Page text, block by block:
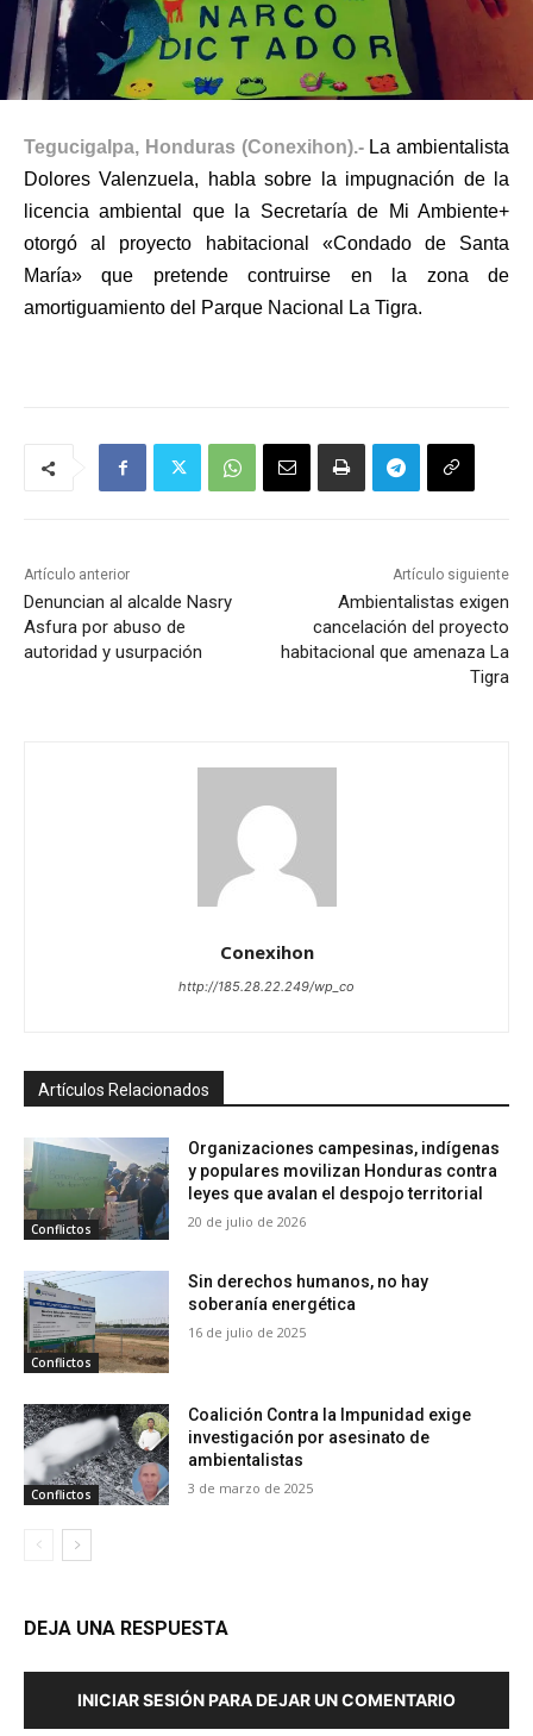
Tegucigalpa, Honduras (Conexihon).-La ambientalista
Dolores Valenzuela, habla sobre la impugnación de la
licencia ambiental que la Secretaría de Mi Ambiente+
otorgó al proyecto habitacional «Condado de Santa
María» que pretende contruirse en la zona de
amortiguamiento del Parque Nacional La Tigra.
Artículo anterior
Denuncian al alcalde Nasry
Asfura por abuso de
autoridad y usurpación
Artículo siguiente
Ambientalistas exigen
cancelación del proyecto
habitacional que amenaza La
Tigra
Conexihon
http://185.28.22.249/wp_co
Artículos Relacionados
Conflictos
Organizaciones campesinas, indígenas
y populares movilizan Honduras contra
leyes que avalan el despojo territorial
20 de julio de 2026
Conflictos
Sin derechos humanos, no hay
soberanía energética
16 de julio de 2025
Conflictos
Coalición Contra la Impunidad exige
investigación por asesinato de
ambientalistas
3 de marzo de 2025
DEJA UNA RESPUESTA
INICIAR SESIÓN PARA DEJAR UN COMENTARIO